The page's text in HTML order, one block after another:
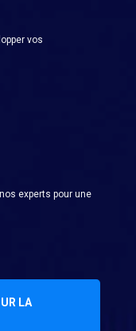
vos
experts pour une
LA